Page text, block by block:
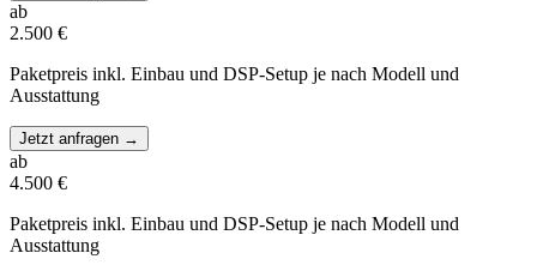
ab
2.500 €
Paketpreis inkl. Einbau und DSP-Setup je nach Modell und
Ausstattung
Jetzt anfragen →
ab
4.500 €
Paketpreis inkl. Einbau und DSP-Setup je nach Modell und
Ausstattung